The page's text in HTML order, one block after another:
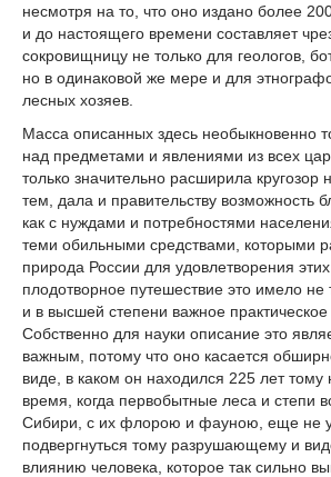
несмотря на то, что оно издано более
и до настоящего времени составляет
сокровищницу не только для геологов,
но в одинаковой же мере и для
лесных хозяев.
Масса описанных здесь необыкновенно
над предметами и явлениями из всех
только значительно расширила кругозор
тем, дала и правительству возможность
как с нуждами и потребностями
теми обильными средствами, которыми
природа России для удовлетворения
плодотворное путешествие это имело не
и в высшей степени важное практическое
Собственно для науки описание это
важным, потому что оно касается
виде, в каком он находился 225 лет тому
время, когда первобытные леса и степи
Сибири, с их флорою и фауною, еще не
подвергнуться тому разрушающему и
влиянию человека, которое так сильно